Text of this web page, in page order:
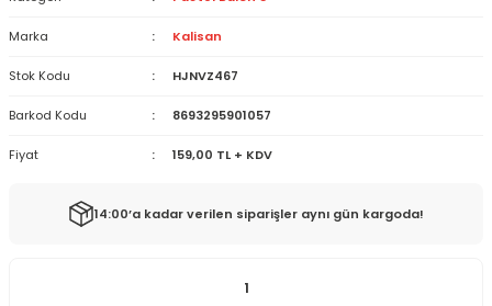
Marka Kalisan
Stok Kodu HJNVZ467
Barkod Kodu 8693295901057
Fiyat 159,00 TL + KDV
14:00’a kadar verilen siparişler aynı gün kargoda!